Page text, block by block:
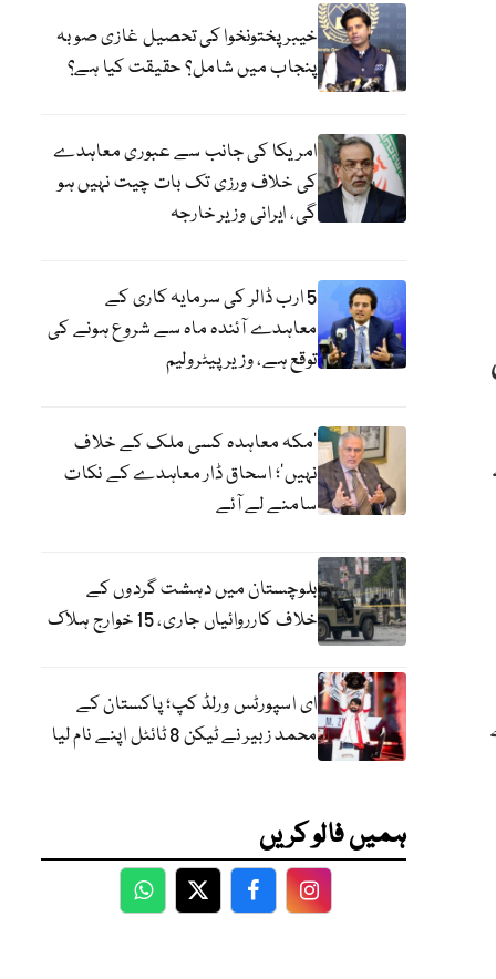
خیبر پختونخوا کی تحصیل غازی صوبہ
پنجاب میں شامل؟ حقیقت کیا ہے؟
امریکا کی جانب سے عبوری معاہدے
کی خلاف ورزی تک بات چیت نہیں ہو
گی، ایرانی وزیر خارجہ
5 ارب ڈالر کی سرمایہ کاری کے
معاہدے آئندہ ماہ سے شروع ہونے کی
توقع ہے، وزیر پیٹرولیم
‘مکہ معاہدہ کسی ملک کے خلاف
نہیں’؛ اسحاق ڈار معاہدے کے نکات
سامنے لے آئے
بلوچستان میں دہشت گردوں کے
خلاف کارروائیاں جاری، 15 خوارج ہلاک
ای اسپورٹس ورلڈ کپ؛ پاکستان کے
محمد زبیر نے ٹیکن 8 ٹائٹل اپنے نام لیا
ہمیں فالو کریں
WhatsApp
TwitterFacebookFacebook